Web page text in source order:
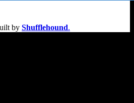
by Shufflehound.